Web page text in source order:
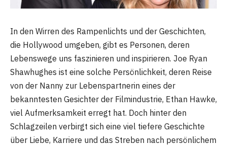
In den Wirren des Rampenlichts und der Geschichten,
die Hollywood umgeben, gibt es Personen, deren
Lebenswege uns faszinieren und inspirieren. Joe Ryan
Shawhughes ist eine solche Persönlichkeit, deren Reise
von der Nanny zur Lebenspartnerin eines der
bekanntesten Gesichter der Filmindustrie, Ethan Hawke,
viel Aufmerksamkeit erregt hat. Doch hinter den
Schlagzeilen verbirgt sich eine viel tiefere Geschichte
über Liebe, Karriere und das Streben nach persönlichem